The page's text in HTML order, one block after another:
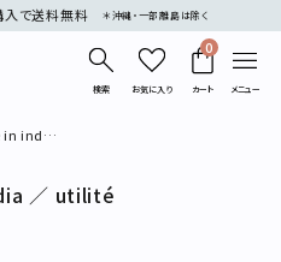
入で送料無料 ＊沖縄・一部離島は除く
検索 お気に入り
0
カート メニュー
in india
／ utilité